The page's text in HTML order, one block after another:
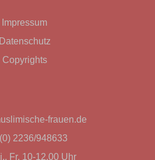
Impressum
Datenschutz
Copyrights
frauen.de
2236/948633
Fr. 10-12.00 Uhr